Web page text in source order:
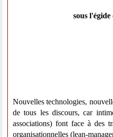
sous
Nouvelles technologies,
de tous les discours, car
associations) font face à des
organisationnelles (lean-